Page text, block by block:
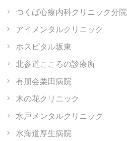
つくば心療内科クリニック分院
アイメンタルクリニック
ホスピタル坂東
北参道こころの診療所
有朋会栗田病院
木の花クリニック
水戸メンタルクリニック
水海道厚生病院